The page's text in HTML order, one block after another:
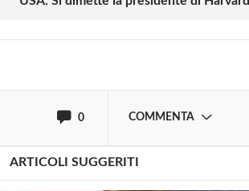
0 COMMENTA
ARTICOLI SUGGERITI